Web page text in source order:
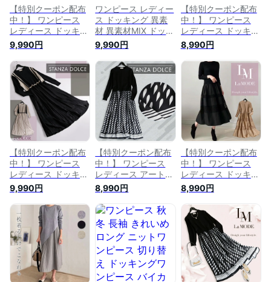
【特別クーポン配布
中！】 ワンピース
レディース ドッキン
グ 異素材 異素材MIX
ドッキングワンピー
ス プリーツ ニット
ワンピ 長袖 ミモレ
ロング きれいめ 20
代 30代 40代 50代
60代 春 秋 冬【新
作】[NO.12-82-
1070baw](911) プレ
ゼント
9,990円
ワンピース レディー
ス ドッキング 異素
材 異素材MIX ドッキ
ングワンピース プリ
ーツ ニットワンピ
長袖 ミモレ ロング
きれいめ 20代 30代
40代 50代 60代 春
秋 冬【新作】
[NO.12-82-
1070baw](911) プレ
ゼント
9,990円
【特別クーポン配布
中！】 ワンピース
レディース ドッキン
グ ニット 長袖 異素
材 異素材MIX ドッキ
ングワンピース 無地
ミモレ 秋冬 きれい
め 20代 30代 40代
50代 60代 春夏
[NO. 12-82-
1035aaw](6772) ス
ーパーセール
8,990円
【特別クーポン配布
中！】 ワンピース
レディース ドッキン
グ プリーツ 無地 柄
長袖 七分袖 異素材
ドッキングワンピー
ス ミモレ ロング き
れいめ 20代 30代
40代 50代 60代 冬
春【新作】[NO.12-
82-1084caw]
(3229)
9,990円
【特別クーポン配布
中！】 ワンピース
レディース アート柄
ドッキング プリント
長袖 異素材 ドッキ
ングワンピース 幾何
学柄 ミモレ ロング
冬 きれいめ 20代 30
代 40代 50代 60代
夏 [NO.12-82-
1033aaw](8011)
8,990円
【特別クーポン配布
中！】 ワンピース
レディース ドッキン
グ ニット 長袖 異素
材 異素材MIX ドッキ
ングワンピース 無地
ロングフレア 20代
30代 40代 50代
[NO.12-82-
1035aaw](6772)
8,990円